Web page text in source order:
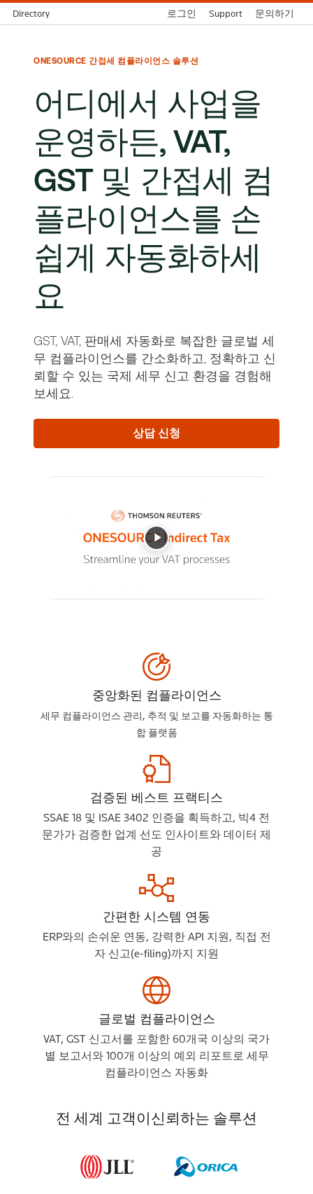
Directory 로그인 Support 문의하기
ONESOURCE 간접세 컴플라이언스 솔루션
어디에서 사업을
운영하든, VAT,
GST 및 간접세 컴
플라이언스를 손
쉽게 자동화하세
요
GST, VAT, 판매세 자동화로 복잡한 글로벌 세
무 컴플라이언스를 간소화하고, 정확하고 신
뢰할 수 있는 국제 세무 신고 환경을 경험해
보세요.
상담 신청
중앙화된 컴플라이언스
세무 컴플라이언스 관리, 추적 및 보고를 자동화하는 통
합 플랫폼
검증된 베스트 프랙티스
SSAE 18 및 ISAE 3402 인증을 획득하고, 빅4 전
문가가 검증한 업계 선도 인사이트와 데이터 제
공
간편한 시스템 연동
ERP와의 손쉬운 연동, 강력한 API 지원, 직접 전
자 신고(e‑filing)까지 지원
글로벌 컴플라이언스
VAT, GST 신고서를 포함한 60개국 이상의 국가
별 보고서와 100개 이상의 예외 리포트로 세무
컴플라이언스 자동화
전 세계 고객이신뢰하는 솔루션